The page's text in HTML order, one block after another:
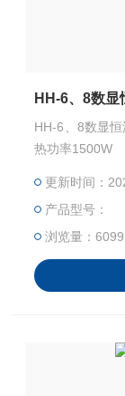
HH-6、8数显
HH-6、8数显
热功率1500W
更新时间：
产品型号：
浏览量：6099